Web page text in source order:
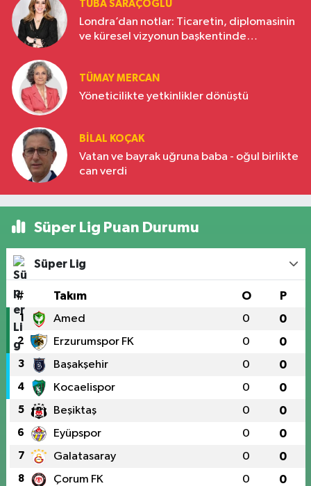
TUBA SARAÇOĞLU
Londra’dan notlar: Ticaretin, diplomasinin
ve küresel vizyonun başkentinde
TÜMAY MERCAN
Yöneticilikte yetkinlikler dönüştü
BILAL KOÇAK
Vatan ve bayrak uğruna baba - oğul birlikte
can verdi
Süper Lig Puan Durumu
Süper Lig
# Takım O P
1 Amed 0 0
2 Erzurumspor FK 0 0
3 Başakşehir 0 0
4 Kocaelispor 0 0
5 Beşiktaş 0 0
6 Eyüpspor 0 0
7 Galatasaray 0 0
8 Çorum FK 0 0